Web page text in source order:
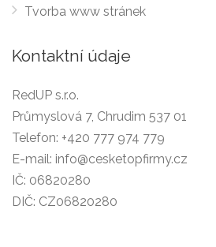
Tvorba www stránek
Kontaktní údaje
RedUP s.r.o.
Průmyslová 7, Chrudim 537 01
Telefon: +420 777 974 779
E-mail: info@cesketopfirmy.cz
IČ: 06820280
DIČ: CZ06820280